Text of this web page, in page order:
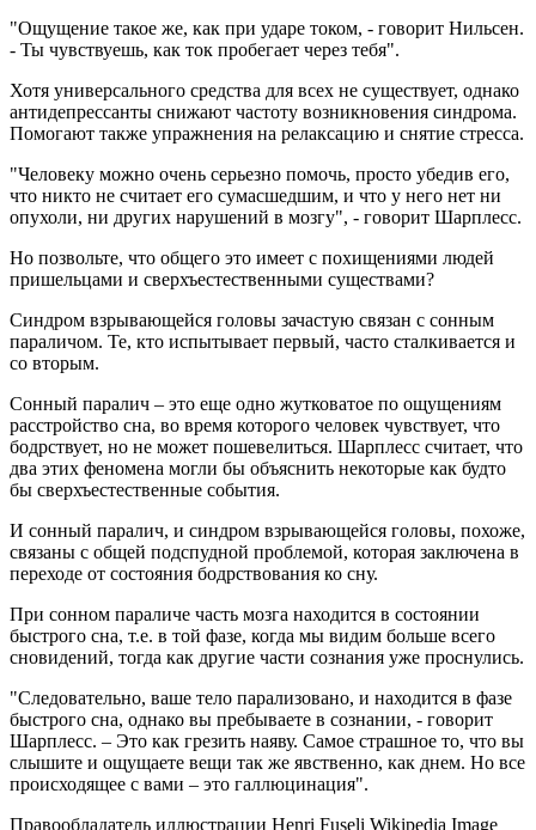
"Ощущение такое же, как при ударе током, - говорит Нильсен.
- Ты чувствуешь, как ток пробегает через тебя".
Хотя универсального средства для всех не существует, однако
антидепрессанты снижают частоту возникновения синдрома.
Помогают также упражнения на релаксацию и снятие стресса.
"Человеку можно очень серьезно помочь, просто убедив его,
что никто не считает его сумасшедшим, и что у него нет ни
опухоли, ни других нарушений в мозгу", - говорит Шарплесс.
Но позвольте, что общего это имеет с похищениями людей
пришельцами и сверхъестественными существами?
Синдром взрывающейся головы зачастую связан с сонным
параличом. Те, кто испытывает первый, часто сталкивается и
со вторым.
Сонный паралич – это еще одно жутковатое по ощущениям
расстройство сна, во время которого человек чувствует, что
бодрствует, но не может пошевелиться. Шарплесс считает, что
два этих феномена могли бы объяснить некоторые как будто
бы сверхъестественные события.
И сонный паралич, и синдром взрывающейся головы, похоже,
связаны с общей подспудной проблемой, которая заключена в
переходе от состояния бодрствования ко сну.
При сонном параличе часть мозга находится в состоянии
быстрого сна, т.е. в той фазе, когда мы видим больше всего
сновидений, тогда как другие части сознания уже проснулись.
"Следовательно, ваше тело парализовано, и находится в фазе
быстрого сна, однако вы пребываете в сознании, - говорит
Шарплесс. – Это как грезить наяву. Самое страшное то, что вы
слышите и ощущаете вещи так же явственно, как днем. Но все
происходящее с вами – это галлюцинация".
Правообладатель иллюстрации Henri Fuseli Wikipedia Image